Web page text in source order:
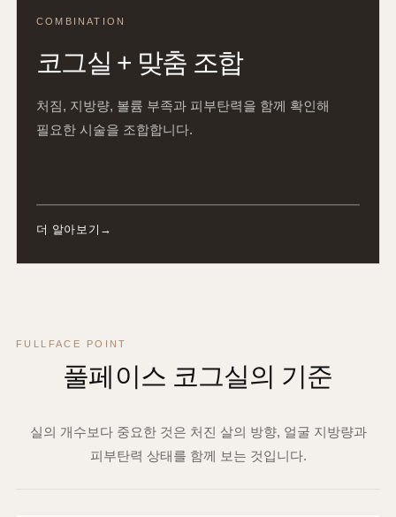
COMBINATION
코그실 + 맞춤 조합
처짐, 지방량, 볼륨 부족과 피부탄력을 함께 확인해
필요한 시술을 조합합니다.
더 알아보기
FULLFACE POINT
풀페이스 코그실의 기준
실의 개수보다 중요한 것은 처진 살의 방향, 얼굴 지방량과
피부탄력 상태를 함께 보는 것입니다.